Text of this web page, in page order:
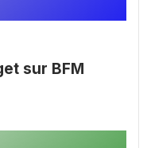
sur BFM